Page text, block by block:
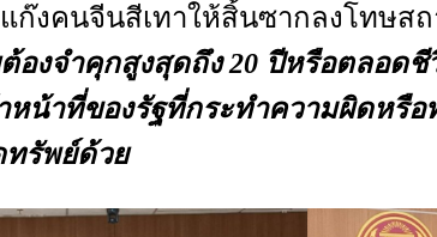
ก๊งคนจีนสีเทาให้สิ้นซากลงโทษส
องจำคุกสูงสุดถึง 20 ปีหรือตลอด
หน้าที่ของรัฐที่กระทำความผิดหรื
รัพย์ด้วย